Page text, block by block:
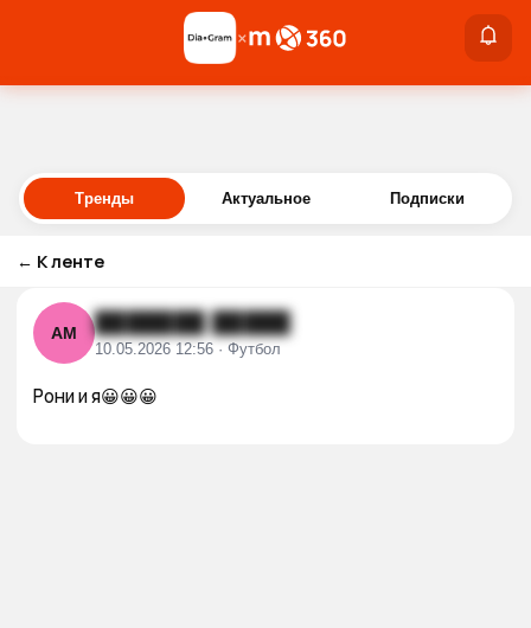
Войти
×
Тренды Актуальное Подписки
← К ленте
АМ ███████ █████
10.05.2026 12:56 · Футбол
Рони и я😀😀😀